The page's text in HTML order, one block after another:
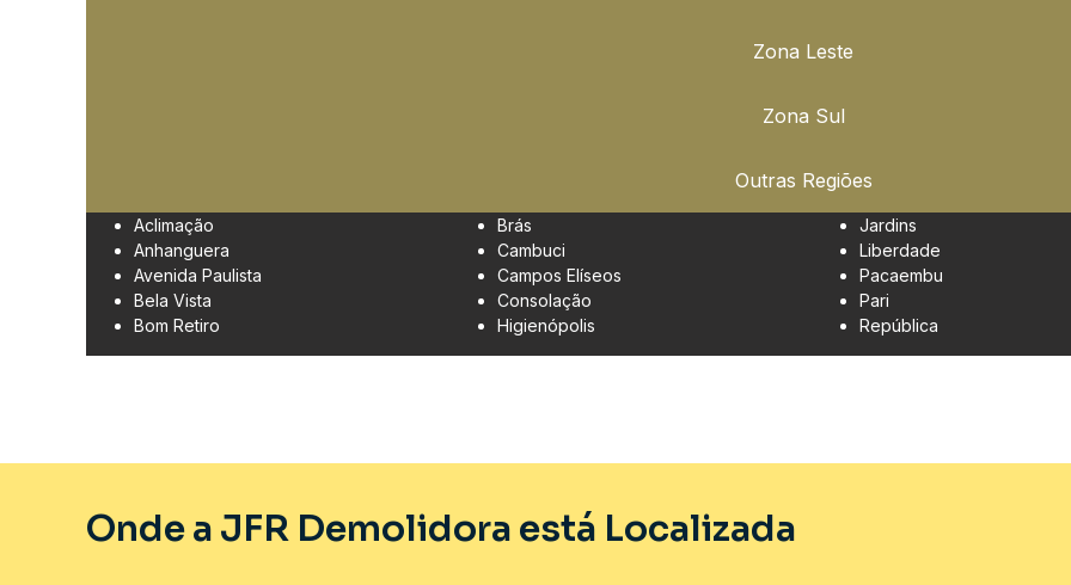
Zona Leste
Zona Sul
Outras Regiões
Aclimação
Anhanguera
Avenida Paulista
Bela Vista
Bom Retiro
Brás
Cambuci
Campos Elíseos
Consolação
Higienópolis
Jardins
Liberdade
Pacaembu
Pari
República
Onde a JFR Demolidora está Localizada